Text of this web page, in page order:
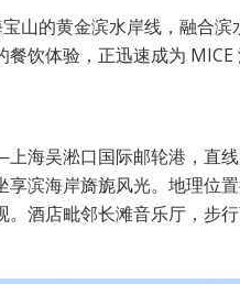
山的黄金滨水岸线，融合
饮体验，正迅速成为 MICE
海吴淞口国际邮轮港，直
滨海岸旖旎风光。地理位
酒店毗邻长滩音乐厅，步